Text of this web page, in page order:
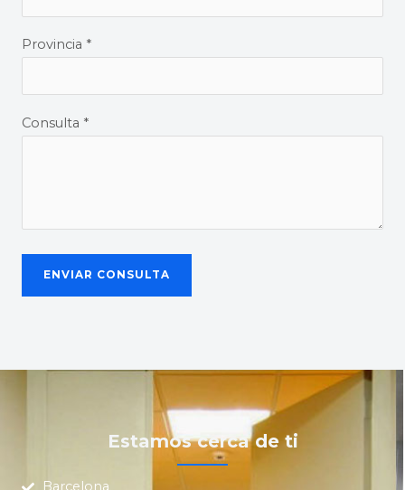
Provincia *
Consulta *
Estamos cerca de ti